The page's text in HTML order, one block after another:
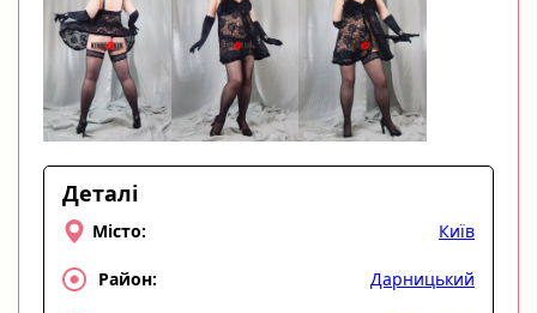
Деталі
Місто: Київ
Район: Дарницький